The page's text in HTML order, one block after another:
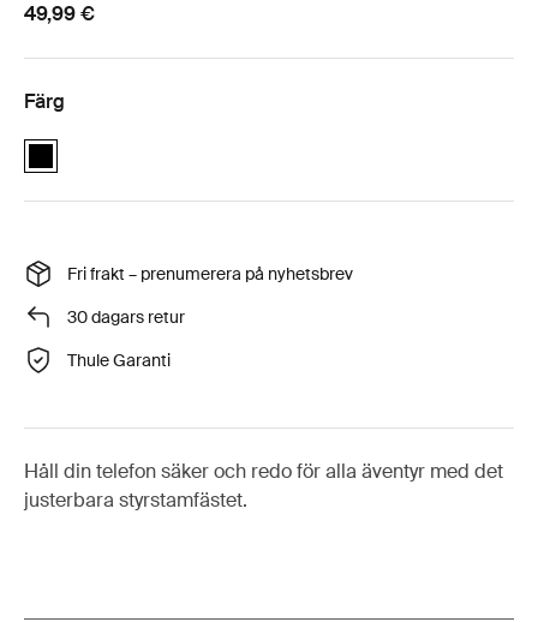
49,99 €
Färg
Quad Lock™ adjustable stem cap mount Svart (selected)
Fri frakt – prenumerera på nyhetsbrev
30 dagars retur
Thule Garanti
Håll din telefon säker och redo för alla äventyr med det
justerbara styrstamfästet.